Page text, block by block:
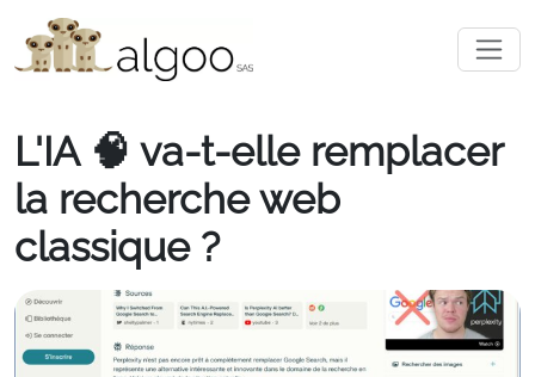
L'IA 🧠 va-t-elle remplacer
la recherche web
classique ?